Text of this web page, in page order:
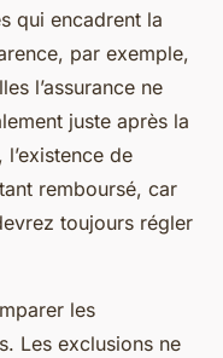
qui encadrent la
par exemple,
l’assurance ne
juste après la
de
remboursé, car
toujours régler
les
Les exclusions ne